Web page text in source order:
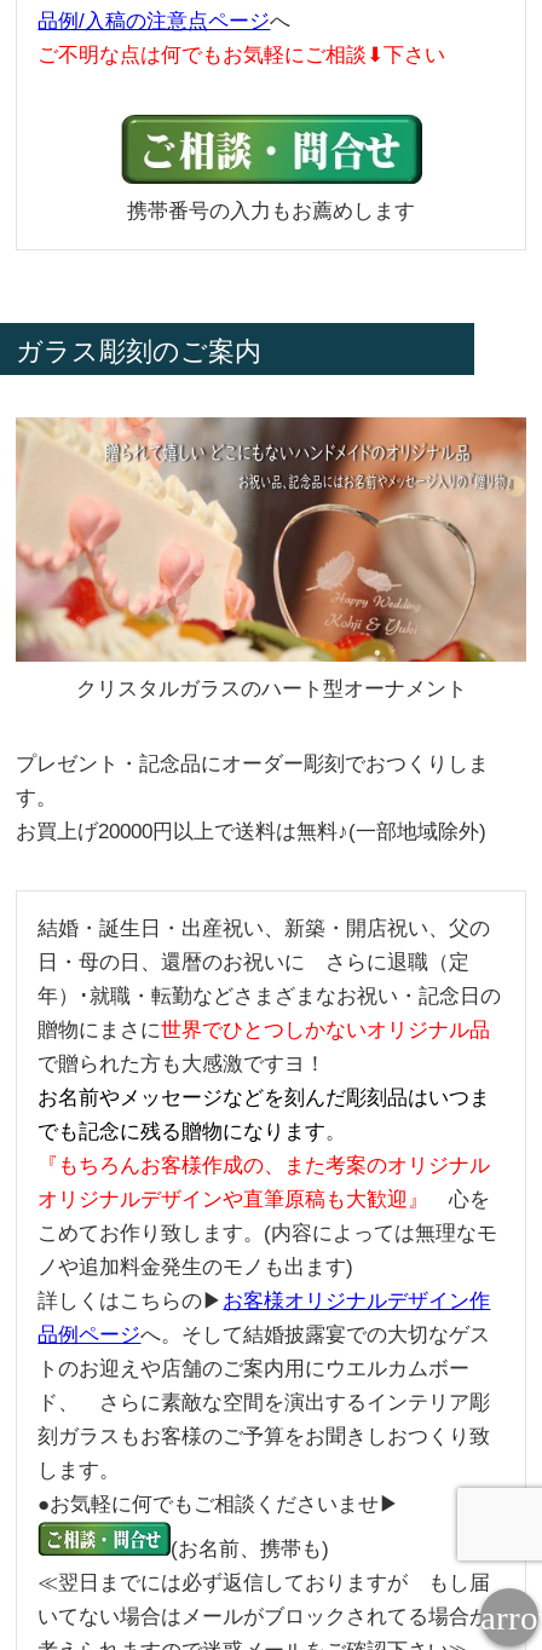
品例/入稿の注意点ページへ
ご不明な点は何でもお気軽にご相談⬇下さい
携帯番号の入力もお薦めします
ガラス彫刻のご案内
クリスタルガラスのハート型オーナメント
プレゼント・記念品にオーダー彫刻でおつくりしま
す。
お買上げ20000円以上で送料は無料♪(一部地域除外)
結婚・誕生日・出産祝い、新築・開店祝い、父の
日・母の日、還暦のお祝いに さらに退職（定
年）･就職・転勤などさまざまなお祝い・記念日の
贈物にまさに世界でひとつしかないオリジナル品
で贈られた方も大感激ですヨ！
お名前やメッセージなどを刻んだ彫刻品はいつま
でも記念に残る贈物になります。
『もちろんお客様作成の、また考案のオリジナル
オリジナルデザインや直筆原稿も大歓迎』
心を
こめてお作り致します。(内容によっては無理なモ
ノや追加料金発生のモノも出ます)
詳しくはこちらの▶ お客様オリジナルデザイン作
品例ページへ。そして結婚披露宴での大切なゲス
トのお迎えや店舗のご案内用にウエルカムボー
ド、 さらに素敵な空間を演出するインテリア彫
刻ガラスもお客様のご予算をお聞きしおつくり致
します。
●お気軽に何でもご相談くださいませ▶
(お名前、携帯も)
≪翌日までには必ず返信しておりますが もし届
いてない場合はメールがブロックされてる場合が